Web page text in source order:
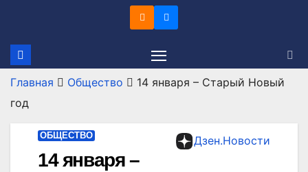
содержимому
Главная Общество
14 января – Старый Новый
год
Дзен.Новости
ОБЩЕСТВО
14 января –